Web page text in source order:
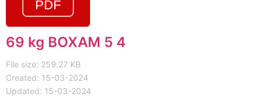
69 kg BOXAM 5 4
File size: 259.27 KB
Created: 15-03-2024
Updated: 15-03-2024